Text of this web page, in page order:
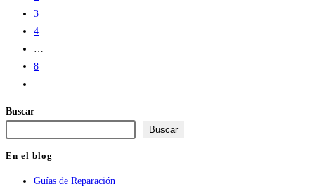
3
4
8
la
página
siguiente
Buscar
Buscar
En el blog
Guías de Reparación